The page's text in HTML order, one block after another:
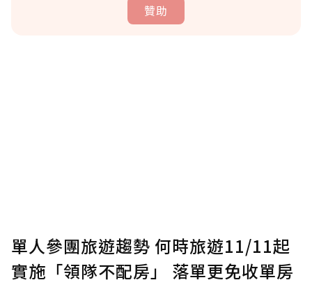
贊助
確認送出
單人參團旅遊趨勢 何時旅遊11/11起
實施「領隊不配房」 落單更免收單房